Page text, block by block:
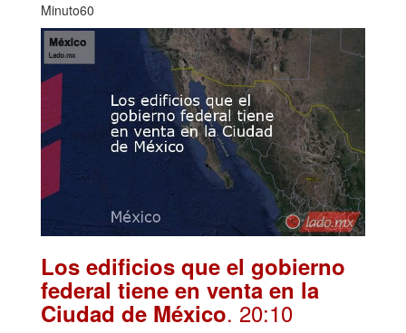
Minuto60
Los edificios que el gobierno
federal tiene en venta en la
Ciudad de México. 20:10